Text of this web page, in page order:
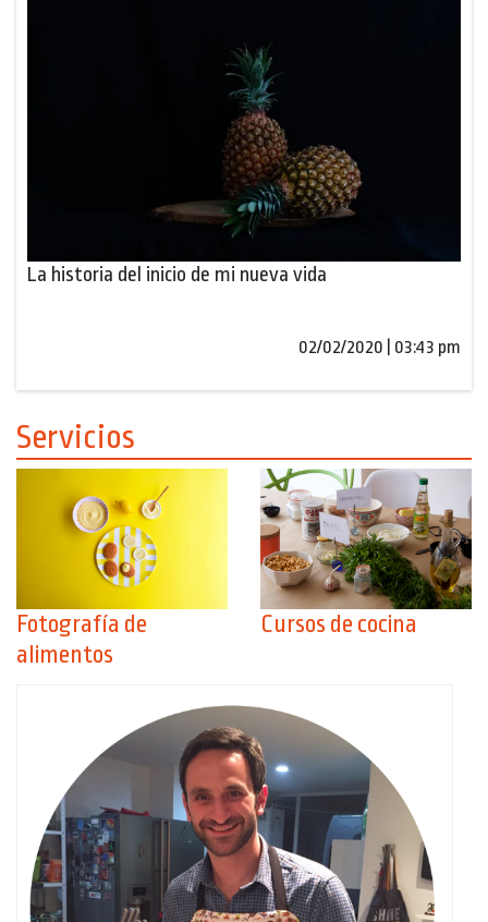
La historia del inicio de mi nueva vida
02/02/2020 | 03:43 pm
Servicios
Fotografía de
alimentos
Cursos de cocina